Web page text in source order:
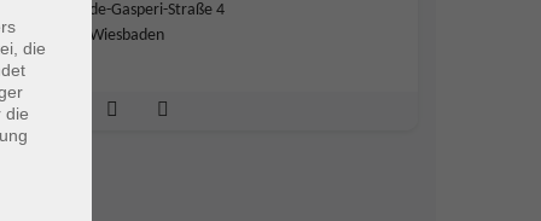
Alcide-de-Gasperi-Straße 4
65297 Wiesbaden
die
die